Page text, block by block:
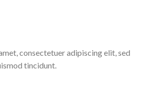
consectetuer adipiscing elit, sed
tincidunt.